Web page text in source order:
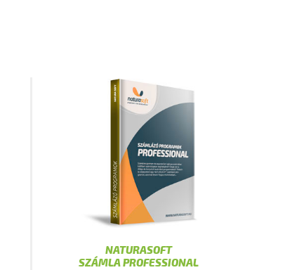
NATURASOFT
SZÁMLA PROFESSIONAL